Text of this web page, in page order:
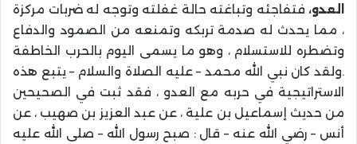
العدو، فتفاجئه وتباغته حالة غفلته وتوجه له ضربات مركزة
، مما يحدث له صدمة تربكه وتمنعه من الصمود والدفاع
وتضطره للاستسلام ، وهو ما يسمى اليوم بالحرب الخاطفة
.ولقد كان نبي الله محمد – عليه الصلاة والسلام – يتبع هذه
الاستراتيجية في حربه مع العدو ، فقد ثبت في الصحيحين
من حديث إسماعيل بن علية ، عن عبد العزيز بن صهيب ، عن
أنس – رضي الله عنه – قال : صبح رسول الله – صلى الله عليه